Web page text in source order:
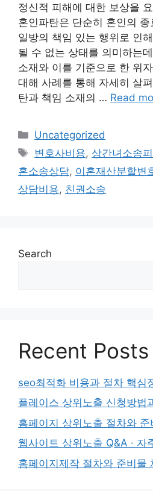
정신적 피해에 대한 보상을
혼인파탄은 단순히 혼인의
일방의 책임 있는 행위로 인
될 수 없는 상태를 의미하는
소재와 이를 기준으로 한 위
대해 사례를 통해 자세히 살
탄과 책임 소재의 … Read
Categories
Uncategorized
Tags
변호사비용, 상간녀소송
혼소송상담, 이혼재산분할변
상담비용, 친권소송
Search
Recent Posts
seo최적화 비용과 절차 핵심
플레이스 상위노출 신청방법
홈페이지 상위노출 절차와 준
웹사이트 상위노출 Q&A · 자
홈페이지제작 절차와 준비물